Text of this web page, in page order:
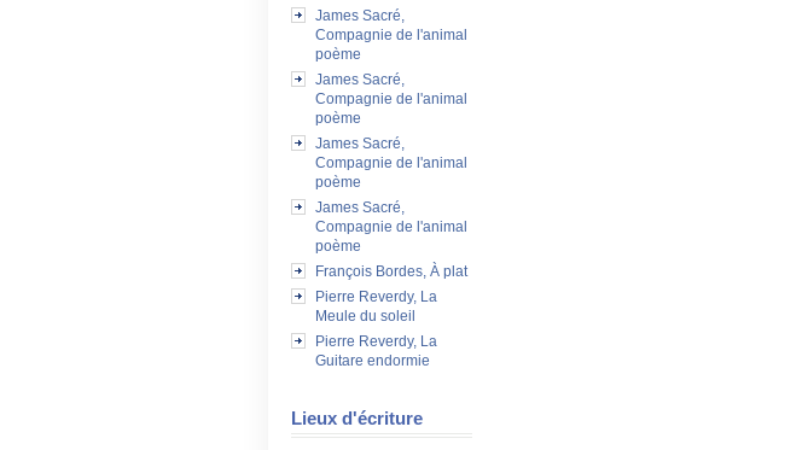
James Sacré,
Compagnie de l'animal
poème
James Sacré,
Compagnie de l'animal
poème
James Sacré,
Compagnie de l'animal
poème
James Sacré,
Compagnie de l'animal
poème
François Bordes, À plat
Pierre Reverdy, La
Meule du soleil
Pierre Reverdy, La
Guitare endormie
Lieux d'écriture